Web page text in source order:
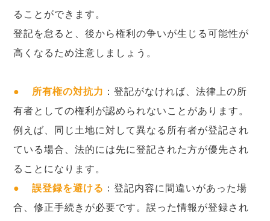
ることができます。
登記を怠ると、後から権利の争いが生じる可能性が
高くなるため注意しましょう。
● 所有権の対抗力 ：登記がなければ、法律上の所
有者としての権利が認められないことがあります。
例えば、同じ土地に対して異なる所有者が登記され
ている場合、法的には先に登記された方が優先され
ることになります。
●誤登録を避ける ：登記内容に間違いがあった場
合、修正手続きが必要です。誤った情報が登録され